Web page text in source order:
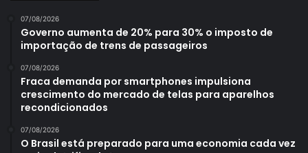
07/08/2026
Governo aumenta de 20% para 30% o imposto de
importação de trens de passageiros
07/08/2026
Fraca demanda por smartphones impulsiona
crescimento do mercado de telas para aparelhos
recondicionados
07/08/2026
O Brasil está preparado para uma economia cada vez